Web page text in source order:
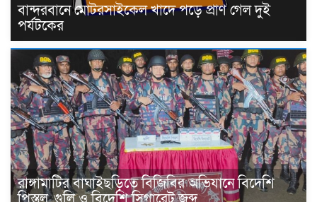
বান্দরবানে মোটরসাইকেল খাদে পড়ে প্রাণ গেল দুই
পর্যটকের
রাঙ্গামাটির বাঘাইছড়িতে বিজিবির অভিযানে বিদেশি